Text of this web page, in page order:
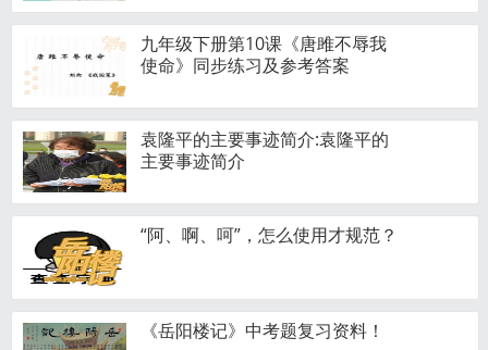
九年级下册第10课《唐雎不辱我
使命》同步练习及参考答案
袁隆平的主要事迹简介:袁隆平的
主要事迹简介
“阿、啊、呵”，怎么使用才规范？
《岳阳楼记》中考题复习资料！